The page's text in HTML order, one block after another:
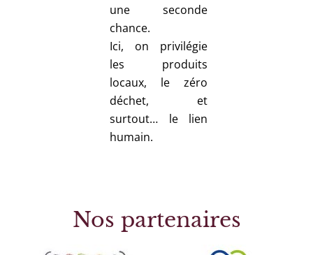
une seconde
chance.
Ici, on privilégie
les produits
locaux, le zéro
déchet, et
surtout… le lien
humain.
Nos partenaires